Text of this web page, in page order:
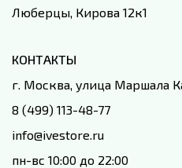
Люберцы, Кирова 12к1
КОНТАКТЫ
г. Москва, улица Маршала
8 (499) 113-48-77
info@ivestore.ru
пн-вс 10:00 до 22:00